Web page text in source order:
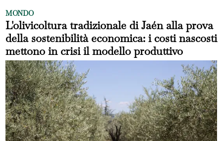
MONDO
L'olivicoltura tradizionale di Jaén alla prova
della sostenibilità economica: i costi nascosti
mettono in crisi il modello produttivo